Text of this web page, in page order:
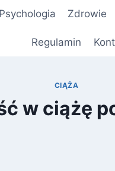
Psychologia Zdrowie
Regulamin
CIĄŻA
w ciążę